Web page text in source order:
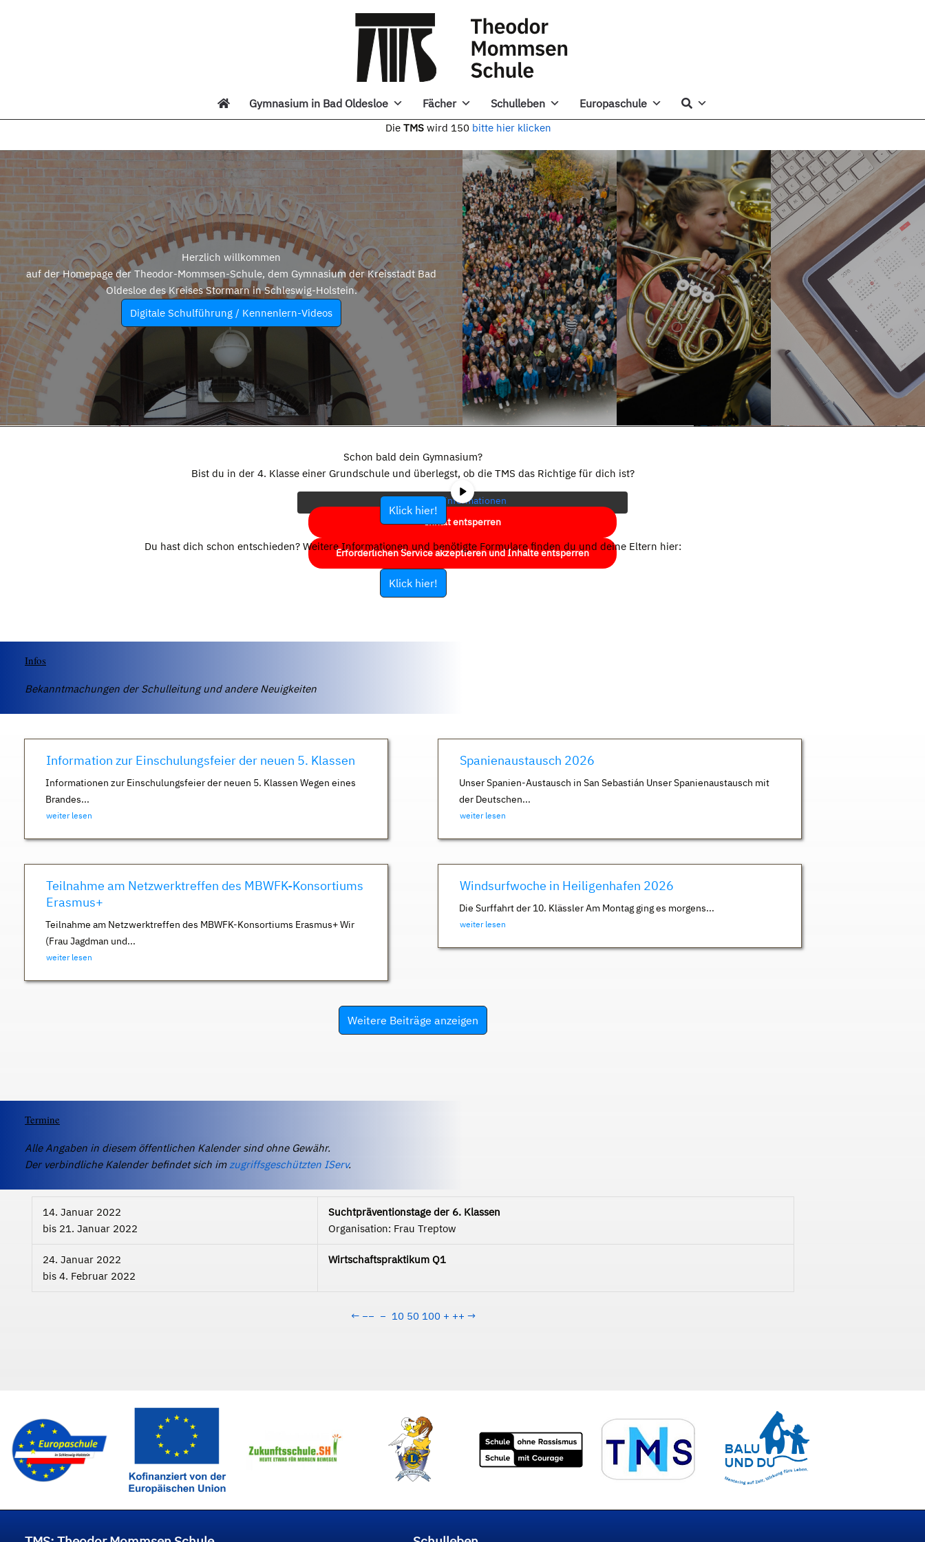
Gymnasium in Bad Oldesloe Fächer Schulleben Europaschule
Die TMS wird 150 bitte hier klicken
Herzlich willkommen
auf der Homepage der Theodor-Mommsen-Schule, dem Gymnasium der Kreisstadt Bad
Oldesloe des Kreises Stormarn in Schleswig-Holstein.
Digitale Schulführung / Kennenlern-Videos
eigentlichen Inhalt zuzugreifen, klicken Sie auf die Schaltfläche unten.
Bitte beachten Sie, dass dabei Daten an Drittanbieter weitergegeben
werden.
Mehr Informationen
Inhalt entsperren
Erforderlichen Service akzeptieren und Inhalte entsperren
Schon bald dein Gymnasium?
Bist du in der 4. Klasse einer Grundschule und überlegst, ob die TMS das Richtige für dich ist?
Klick hier!
Du hast dich schon entschieden? Weitere Informationen und benötigte Formulare finden du und deine Eltern hier:
Klick hier!
Infos
Bekanntmachungen der Schulleitung und andere Neuigkeiten
Information zur Einschulungsfeier der neuen 5. Klassen
Informationen zur Einschulungsfeier der neuen 5. Klassen Wegen eines
Brandes...
weiter lesen
Spanienaustausch 2026
Unser Spanien-Austausch in San Sebastián Unser Spanienaustausch mit
der Deutschen...
weiter lesen
Teilnahme am Netzwerktreffen des MBWFK-Konsortiums
Erasmus+
Teilnahme am Netzwerktreffen des MBWFK-Konsortiums Erasmus+ Wir
(Frau Jagdman und...
weiter lesen
Windsurfwoche in Heiligenhafen 2026
Die Surffahrt der 10. Klässler Am Montag ging es morgens...
weiter lesen
Weitere Beiträge anzeigen
Termine
Alle Angaben in diesem öffentlichen Kalender sind ohne Gewähr.
Der verbindliche Kalender befindet sich imzugriffsgeschützten IServ.
14. Januar 2022
bis 21. Januar 2022
Suchtpräventionstage der 6. Klassen
Organisation: Frau Treptow
24. Januar 2022
bis 4. Februar 2022
Wirtschaftspraktikum Q1
← −− − 10 50 100 + ++ →